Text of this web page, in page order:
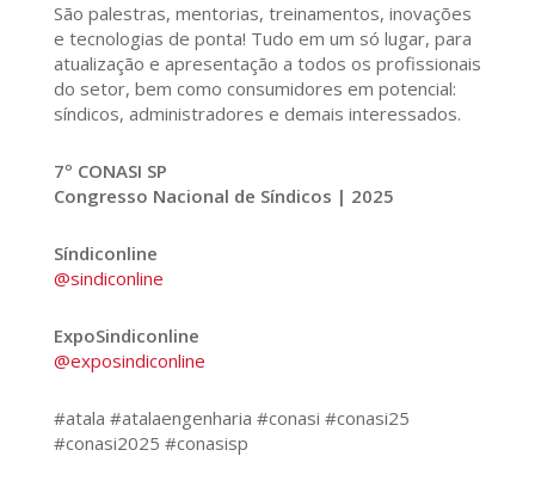
São palestras, mentorias, treinamentos, inovações
e tecnologias de ponta! Tudo em um só lugar, para
atualização e apresentação a todos os profissionais
do setor, bem como consumidores em potencial:
síndicos, administradores e demais interessados.
7º CONASI SP
Congresso Nacional de Síndicos | 2025
Síndiconline
@sindiconline
ExpoSindiconline
@exposindiconline
#atala #atalaengenharia #conasi #conasi25
#conasi2025 #conasisp